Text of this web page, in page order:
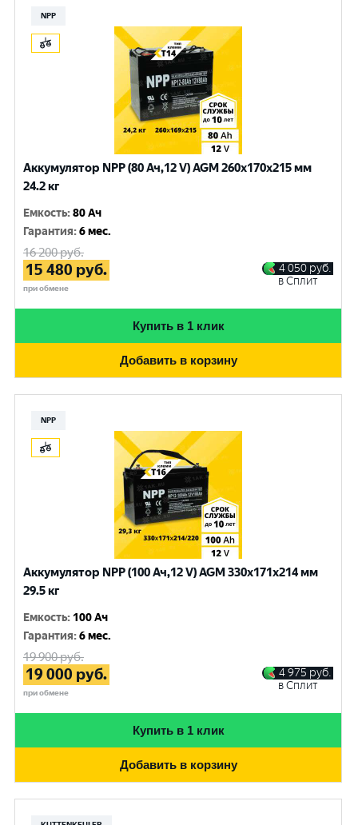
NPP
Аккумулятор NPP (80 Ач,12 V) AGM 260x170x215 мм
24.2 кг
Емкость:80 Ач
Гарантия:6 мес.
16 200руб.
15 480 руб.
при обмене
4 050 руб.
в Сплит
Купить в 1 клик
Добавить в корзину
NPP
Аккумулятор NPP (100 Ач,12 V) AGM 330x171x214 мм
29.5 кг
Емкость: 100 Ач
Гарантия:6 мес.
19 900руб.
19 000 руб.
при обмене
4 975 руб.
в Сплит
Купить в 1 клик
Добавить в корзину